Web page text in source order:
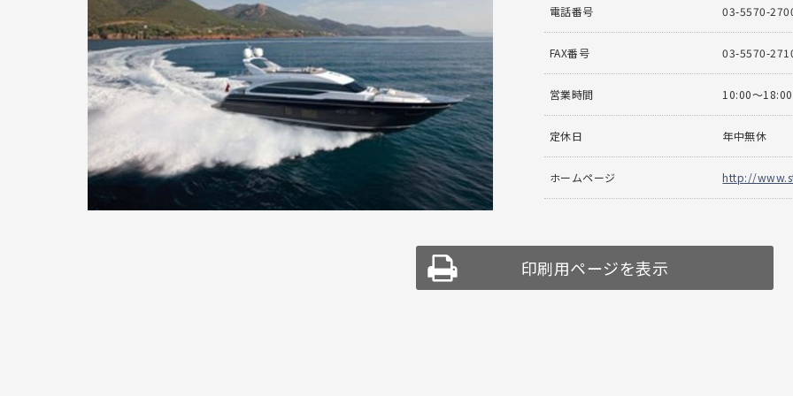
電話番号 03-5570-
FAX番号 03-5570-
営業時間 10:00〜18:00
定休日 年中無休
ホームページ http://
印刷用ページを表示